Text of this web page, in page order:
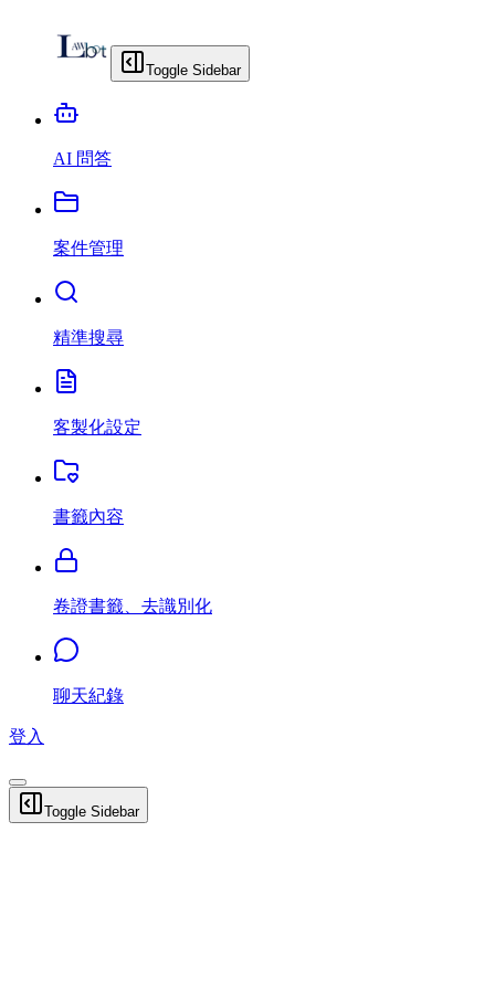
Toggle Sidebar
AI 問答
案件管理
精準搜尋
客製化設定
書籤內容
卷證書籤、去識別化
聊天紀錄
登入
Toggle Sidebar